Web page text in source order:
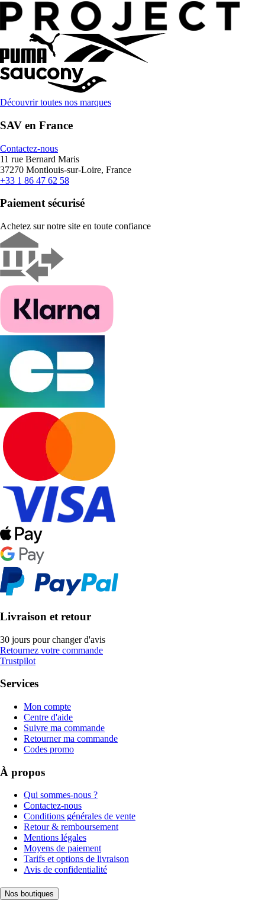
Découvrir toutes nos marques
SAV en France
Contactez-nous
11 rue Bernard Maris
37270 Montlouis-sur-Loire, France
+33 1 86 47 62 58
Paiement sécurisé
Achetez sur notre site en toute confiance
Livraison et retour
30 jours pour changer d'avis
Retournez votre commande
Trustpilot
Services
Mon compte
Centre d'aide
Suivre ma commande
Retourner ma commande
Codes promo
À propos
Qui sommes-nous ?
Contactez-nous
Conditions générales de vente
Retour & remboursement
Mentions légales
Moyens de paiement
Tarifs et options de livraison
Avis de confidentialité
Nos boutiques